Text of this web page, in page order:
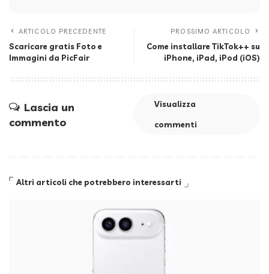
ARTICOLO PRECEDENTE
Scaricare gratis Foto e
Immagini da PicFair
PROSSIMO ARTICOLO
Come installare TikTok++ su
iPhone, iPad, iPod (iOS)
Lascia un
commento
Visualizza
commenti
Altri articoli che potrebbero interessarti